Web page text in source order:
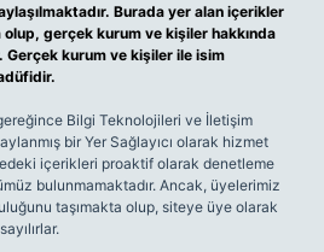
Burada yer alan içerikler
gerçek kurum ve kişiler hakkında
Gerçek kurum ve kişiler ile isim
Bilgi Teknolojileri ve İletişim
bir Yer Sağlayıcı olarak hizmet
içerikleri proaktif olarak denetleme
bulunmamaktadır. Ancak, üyelerimiz
taşımakta olup, siteye üye olarak